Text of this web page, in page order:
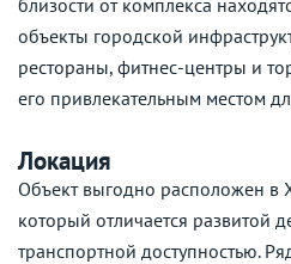
объекты городской
рестораны, фитнес-центры и
его привлекательным местом
Локация
Объект выгодно расположен в
который отличается развитой
транспортной доступностью.